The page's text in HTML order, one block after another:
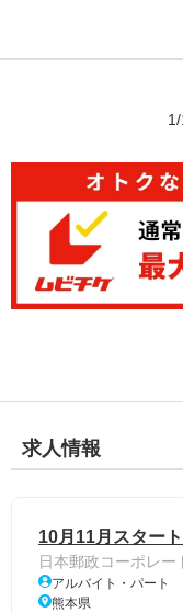
1/
求人情報
10月11月スター
日本郵政コーポレ
アルバイト・パート
熊本県